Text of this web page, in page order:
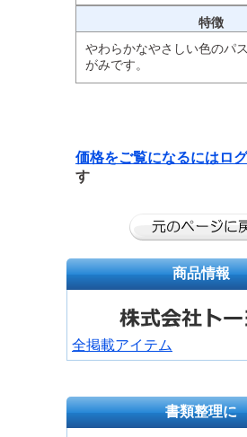
特徴
やわらかなやさしい色のパ
がみです。
価格をご覧になるには ロ
す
商品情報
全掲載アイテム
書類整理に